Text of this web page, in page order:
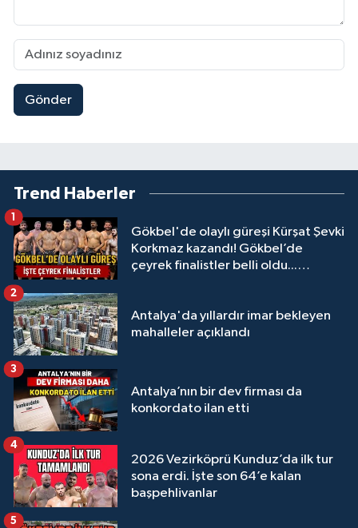
Gönder
Trend Haberler
Gökbel'de olaylı güreşi Kürşat Şevki
Korkmaz kazandı! Gökbel’de
çeyrek finalistler belli oldu...
1
Antalya'da yıllardır imar bekleyen
mahalleler açıklandı
2
Antalya’nın bir dev firması da
konkordato ilan etti
3
2026 Vezirköprü Kunduz’da ilk tur
sona erdi. İşte son 64’e kalan
başpehlivanlar
4
5